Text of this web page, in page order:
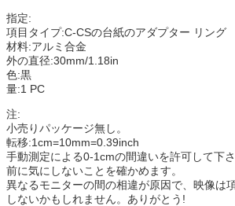
指定:
項目タイプ:C-CSの台紙のアダプター リング
材料:アルミ合金
外の直径:30mm/1.18in
色:黒
量:1 PC
注:
小売りパッケージ無し。
転移:1cm=10mm=0.39inch
手動測定による0-1cmの間違いを許可して下
前に気にしないことを確かめます。
異なるモニターの間の相違が原因で、映像は
しないかもしれません。ありがとう!